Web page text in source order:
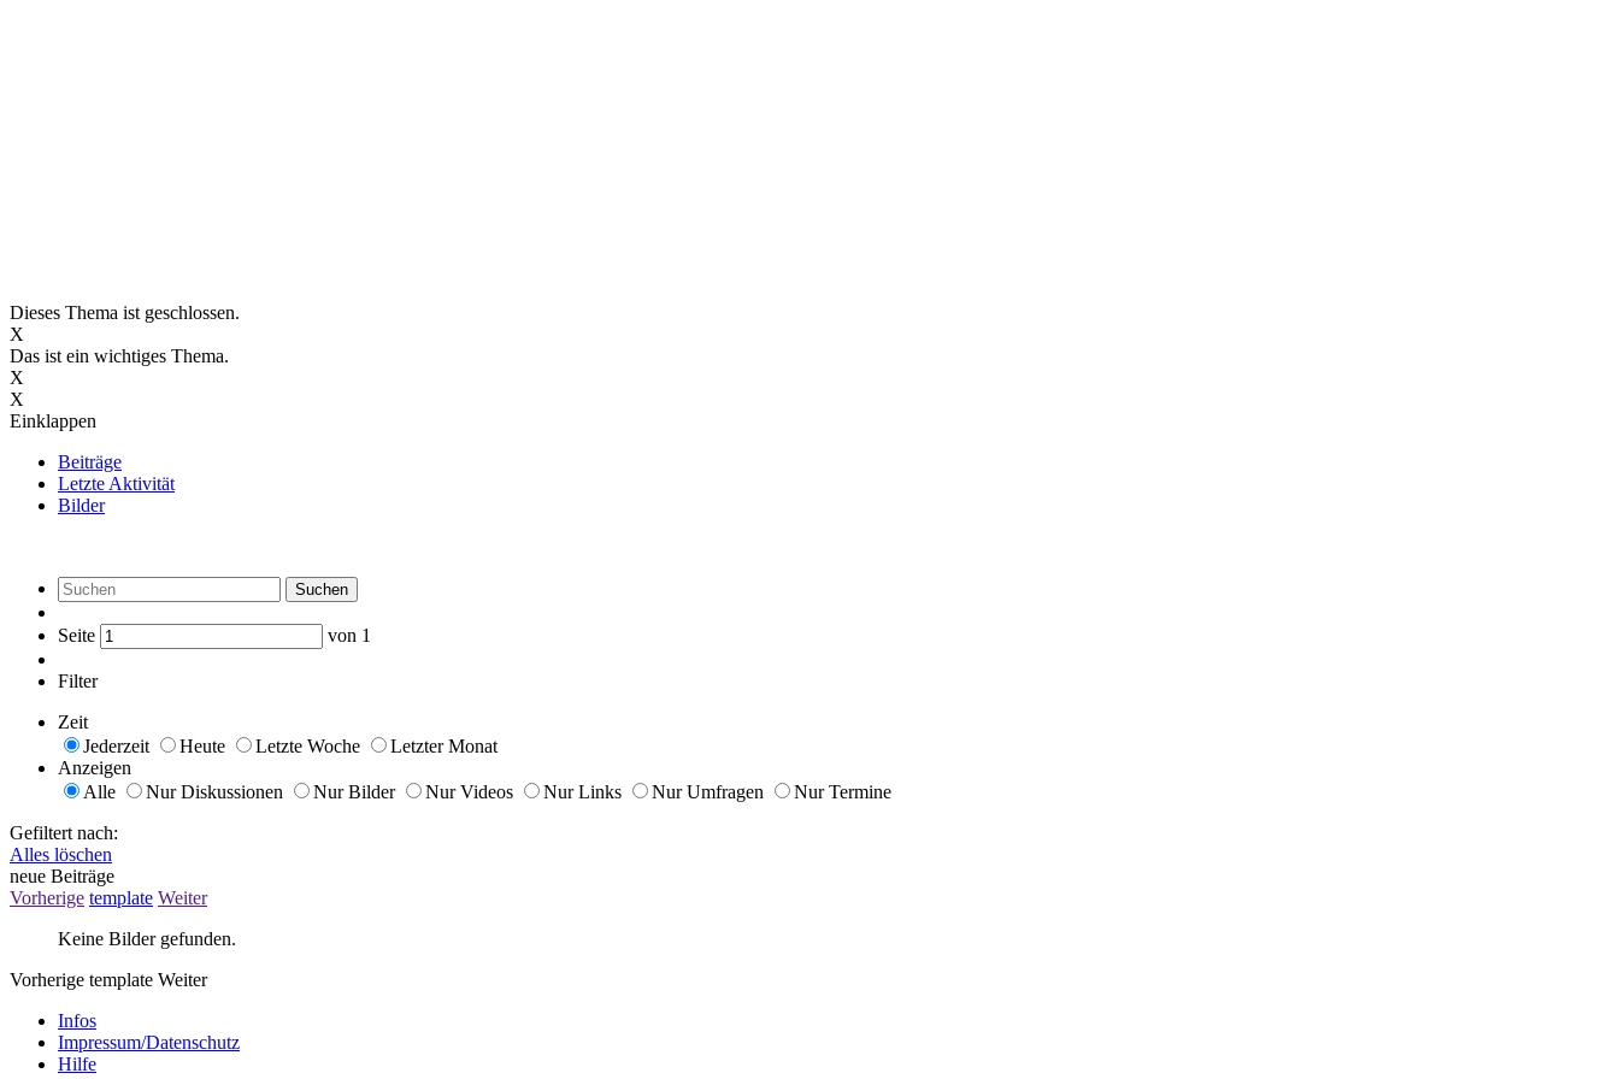
Dieses Thema ist geschlossen.
X
Das ist ein wichtiges Thema.
X
X
Einklappen
Beiträge
Letzte Aktivität
Bilder
Suchen
Seite von 1
Filter
Zeit
Jederzeit
Heute Letzte Woche
Letzter Monat
Anzeigen
Alle
Nur Diskussionen Nur Bilder Nur Videos Nur Links Nur Umfragen
Nur Termine
Gefiltert nach:
Alles löschen
neue Beiträge
Vorherige template Weiter
Keine Bilder gefunden.
Vorherige template Weiter
Infos
Impressum/Datenschutz
Hilfe